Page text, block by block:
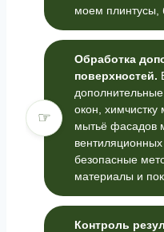
моем плинтусы,
☞
Обработка
поверхностей.
окон, химчистку
мытьё фасадов
безопасные
материалы и
Контроль